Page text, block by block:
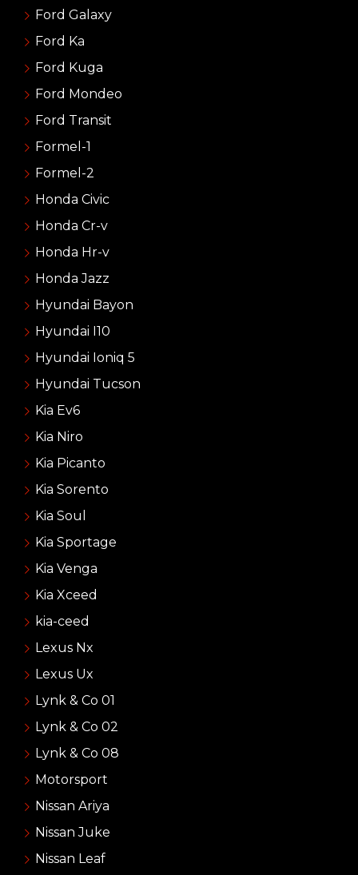
Ford Galaxy
Ford Ka
Ford Kuga
Ford Mondeo
Ford Transit
Formel-1
Formel-2
Honda Civic
Honda Cr-v
Honda Hr-v
Honda Jazz
Hyundai Bayon
Hyundai I10
Hyundai Ioniq 5
Hyundai Tucson
Kia Ev6
Kia Niro
Kia Picanto
Kia Sorento
Kia Soul
Kia Sportage
Kia Venga
Kia Xceed
kia-ceed
Lexus Nx
Lexus Ux
Lynk & Co 01
Lynk & Co 02
Lynk & Co 08
Motorsport
Nissan Ariya
Nissan Juke
Nissan Leaf